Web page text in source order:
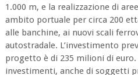
1.000 m, e la realizzazione di
ambito portuale per circa 200
alle banchine, ai nuovi scali
autostradale. L’investimento
progetto è di 235 milioni di
investimenti, anche di soggetti